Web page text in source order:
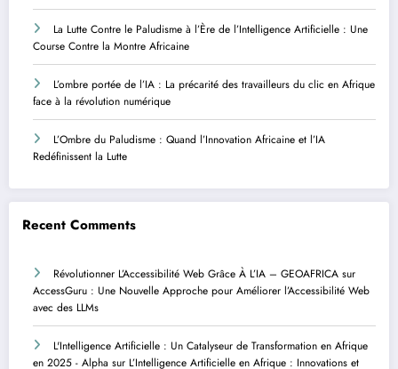
La Lutte Contre le Paludisme à l’Ère de l’Intelligence Artificielle : Une
Course Contre la Montre Africaine
L’ombre portée de l’IA : La précarité des travailleurs du clic en Afrique
face à la révolution numérique
L’Ombre du Paludisme : Quand l’Innovation Africaine et l’IA
Redéfinissent la Lutte
Recent Comments
Révolutionner L’Accessibilité Web Grâce À L’IA – GEOAFRICA sur
AccessGuru : Une Nouvelle Approche pour Améliorer l’Accessibilité Web
avec des LLMs
L'Intelligence Artificielle : Un Catalyseur de Transformation en Afrique
en 2025 - Alpha sur L’Intelligence Artificielle en Afrique : Innovations et